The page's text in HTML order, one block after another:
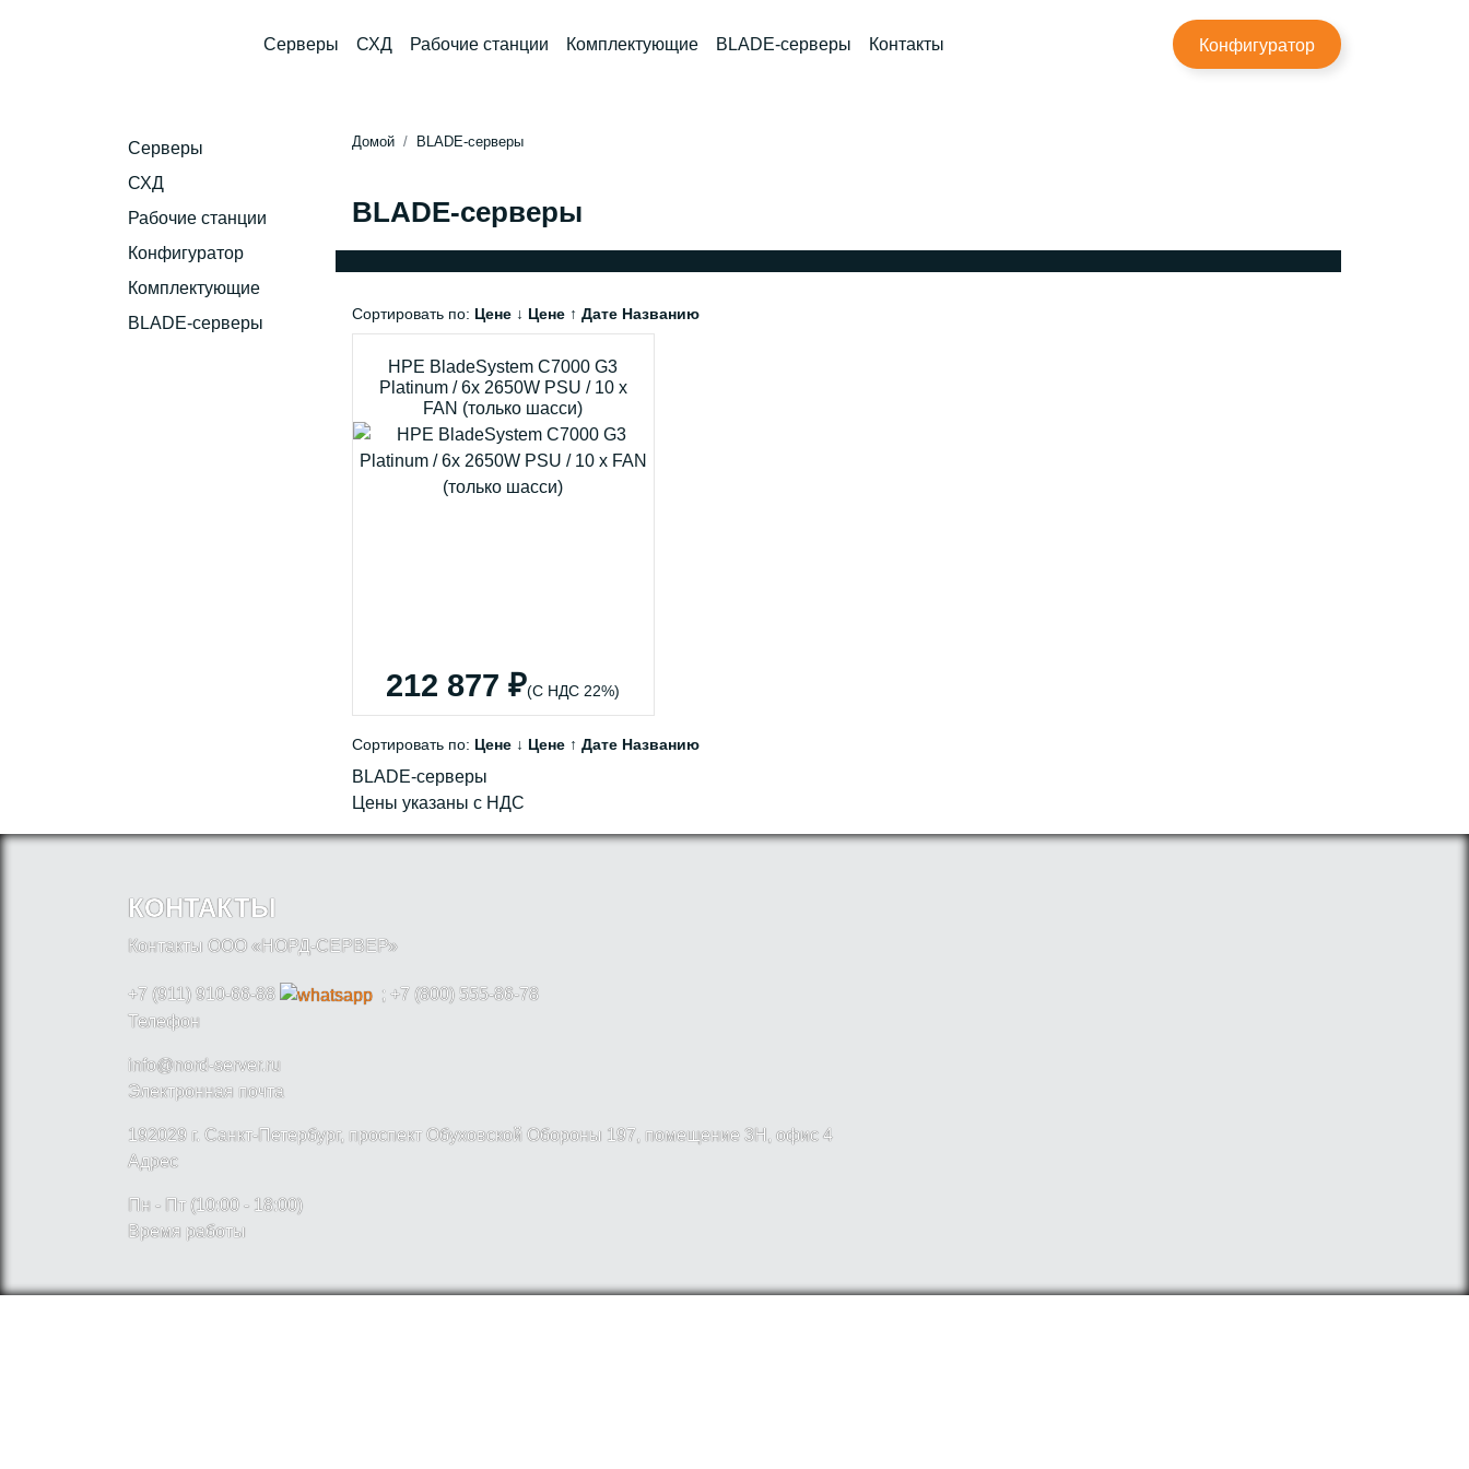
Серверы СХД Рабочие станции Комплектующие BLADE-серверы Контакты Конфигуратор
Серверы
СХД
Рабочие станции
Конфигуратор
Комплектующие
BLADE-серверы
Домой BLADE-серверы
BLADE-серверы
Сортировать по: Цене ↓ Цене ↑ Дате Названию
HPE BladeSystem C7000 G3
Platinum / 6x 2650W PSU / 10 x
FAN (только шасси)
212 877 ₽(С НДС 22%)
Сортировать по: Цене ↓ Цене ↑ Дате Названию
BLADE-серверы
Цены указаны с НДС
КОНТАКТЫ
Контакты ООО «НОРД-СЕРВЕР»
+7 (911) 910-66-88
; +7 (800) 555-86-78
Телефон
info@nord-server.ru
Электронная почта
192029 г. Санкт-Петербург, проспект Обуховской Обороны 197, помещение 3Н, офис 4
Адрес
Пн - Пт (10:00 - 18:00)
Время работы